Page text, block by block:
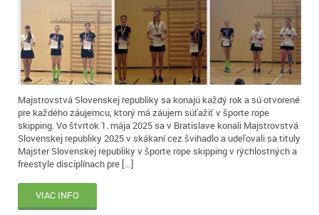
Majstrovstvá Slovenskej republiky sa konajú každý rok a sú otvorené
pre každého záujemcu, ktorý má záujem súťažiť v športe rope
skipping. Vo štvrtok 1. mája 2025 sa v Bratislave konali Majstrovstvá
Slovenskej republiky 2025 v skákaní cez švihadlo a udeľovali sa tituly
Majster Slovenskej republiky v športe rope skipping v rýchlostných a
freestyle disciplínach pre […]
VIAC INFO